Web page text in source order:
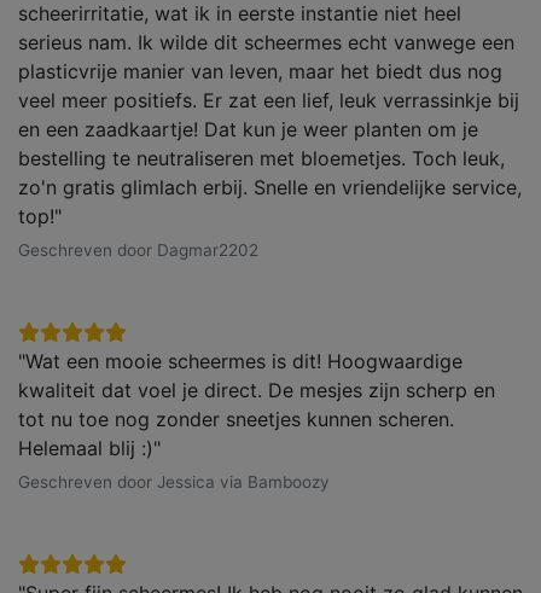
scheerirritatie, wat ik in eerste instantie niet heel
serieus nam. Ik wilde dit scheermes echt vanwege een
plasticvrije manier van leven, maar het biedt dus nog
veel meer positiefs. Er zat een lief, leuk verrassinkje bij
en een zaadkaartje! Dat kun je weer planten om je
bestelling te neutraliseren met bloemetjes. Toch leuk,
zo'n gratis glimlach erbij. Snelle en vriendelijke service,
top!"
Geschreven door Dagmar2202
"Wat een mooie scheermes is dit! Hoogwaardige
kwaliteit dat voel je direct. De mesjes zijn scherp en
tot nu toe nog zonder sneetjes kunnen scheren.
Helemaal blij :)"
Geschreven door Jessica via Bamboozy